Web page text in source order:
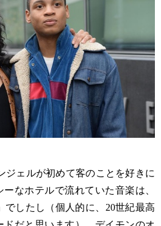
ェルが初めて客のことを好きに
なホテルで流れていた音楽は、
でしたし（個人的に、20世紀最高